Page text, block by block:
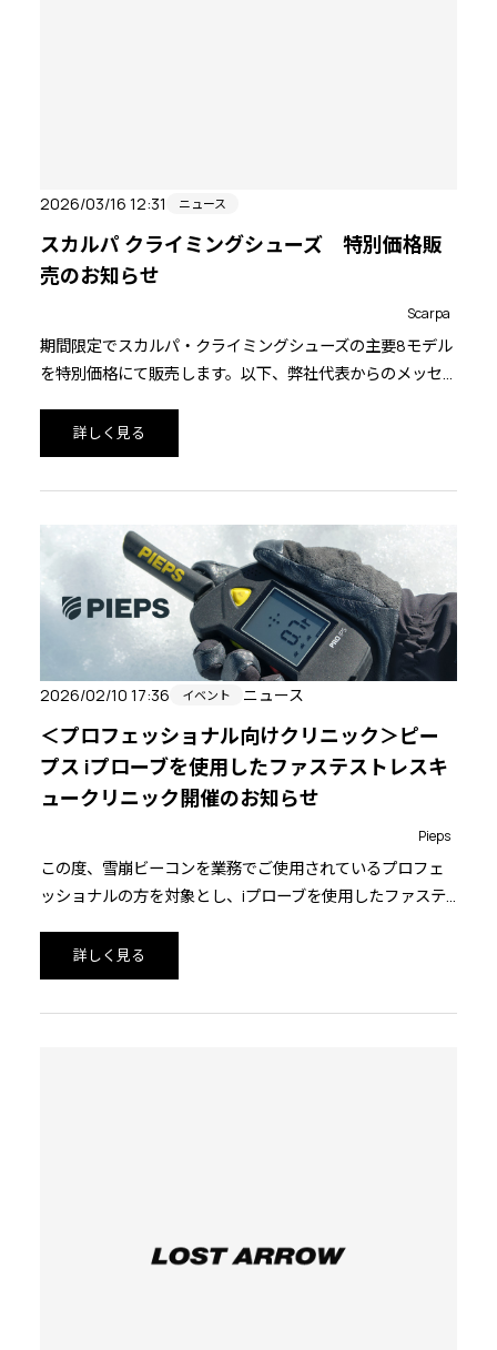
2026/03/16 12:31 ニュース
スカルパ クライミングシューズ 特別価格販
売のお知らせ
Scarpa
期間限定でスカルパ・クライミングシューズの主要8モデル
を特別価格にて販売します。以下、弊社代表からのメッセ
詳しく見る
2026/02/10 17:36 イベント ニュース
＜プロフェッショナル向けクリニック＞ピー
プス iプローブを使用したファステストレスキ
ュークリニック開催のお知らせ
Pieps
この度、雪崩ビーコンを業務でご使用されているプロフェ
ッショナルの方を対象とし、iプローブを使用したファステ
いたします。
詳しく見る